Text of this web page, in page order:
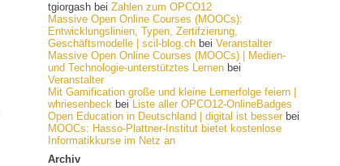
tgiorgash bei Zahlen zum OPCO12
Massive Open Online Courses (MOOCs):
Entwicklungslinien, Typen, Zertifzierung,
Geschäftsmodelle | scil-blog.ch bei Veranstalter
Massive Open Online Courses (MOOCs) | Medien-
und Technologie-unterstütztes Lernen bei
Veranstalter
Mit Gamification große und kleine Lernerfolge feiern |
whriesenbeck bei Liste aller OPCO12-OnlineBadges
Open Education in Deutschland | digital ist besser bei
MOOCs: Hasso-Plattner-Institut bietet kostenlose
Informatikkurse im Netz an
Archiv